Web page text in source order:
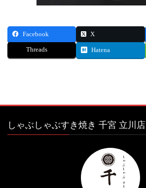
Facebook X
Threads Hatena
しゃぶしゃぶすき焼き 千宮 立川店